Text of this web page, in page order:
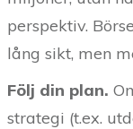
perspektiv.
lång sikt, men
Följ din plan.
strategi (t.ex.